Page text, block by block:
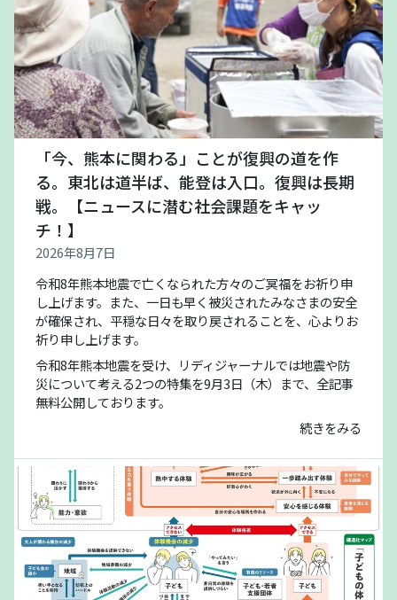
「今、熊本に関わる」ことが復興の道を作
る。東北は道半ば、能登は入口。復興は長期
戦。【ニュースに潜む社会課題をキャッ
チ！】
2026年8月7日
令和8年熊本地震で亡くなられた方々のご冥福をお祈り申
し上げます。また、一日も早く被災されたみなさまの安全
が確保され、平穏な日々を取り戻されることを、心よりお
祈り申し上げます。
令和8年熊本地震を受け、リディジャーナルでは地震や防
災について考える2つの特集を9月3日（木）まで、全記事
無料公開しております。
続きをみる